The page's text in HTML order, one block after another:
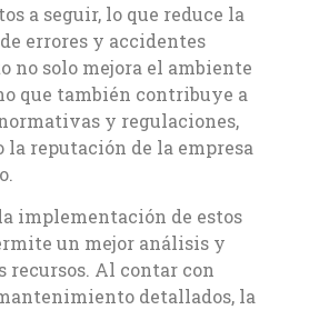
a seguir, lo que reduce la
errores y accidentes
no solo mejora el ambiente
que también contribuye a
y regulaciones,
reputación de la empresa
implementación de estos
un mejor análisis y
recursos. Al contar con
detallados, la